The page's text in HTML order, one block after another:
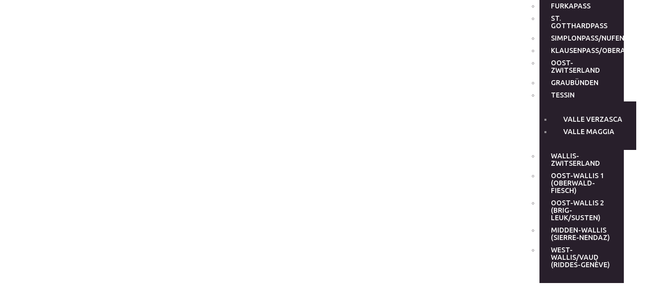
FURKAPASS
ST.
GOTTHARDPASS
SIMPLONPASS/NUFENENPASS
KLAUSENPASS/OBERALPPASS
OOST-
ZWITSERLAND
GRAUBÜNDEN
TESSIN
VALLE VERZASCA
VALLE MAGGIA
WALLIS-
ZWITSERLAND
OOST-WALLIS 1
(OBERWALD-
FIESCH)
OOST-WALLIS 2
(BRIG-
LEUK/SUSTEN)
MIDDEN-WALLIS
(SIERRE-NENDAZ)
WEST-
WALLIS/VAUD
(RIDDES-GENÈVE)